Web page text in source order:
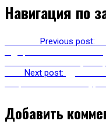
Навигация по
Previous post:
Next post:
Добавить